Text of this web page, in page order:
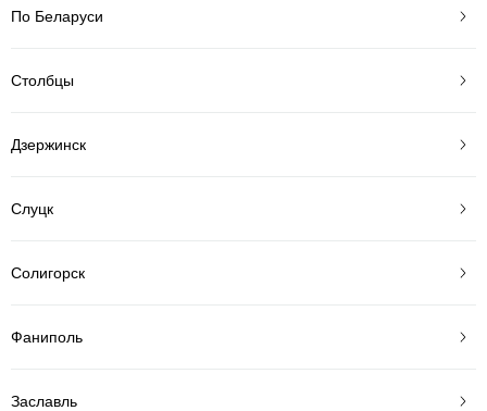
По Беларуси
Столбцы
Дзержинск
Слуцк
Солигорск
Фаниполь
Заславль